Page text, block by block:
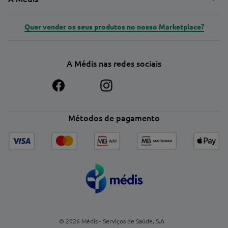
Quer vender os seus produtos no nosso Marketplace?
A Médis nas redes sociais
Métodos de pagamento
© 2026 Médis - Serviços de Saúde, S.A